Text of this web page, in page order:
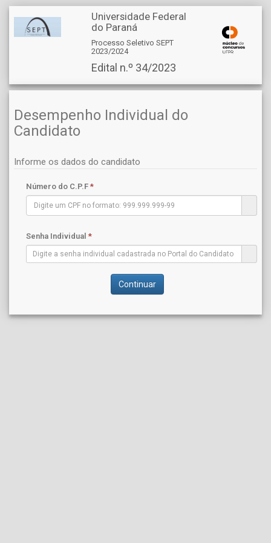
Universidade Federal
do Paraná
Processo Seletivo SEPT
2023/2024
Edital n.º 34/2023
Desempenho Individual do
Candidato
Informe os dados do candidato
Número do C.P.F *
Senha Individual *
Continuar